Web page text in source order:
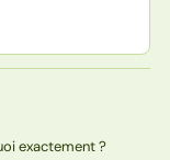
exactement ?